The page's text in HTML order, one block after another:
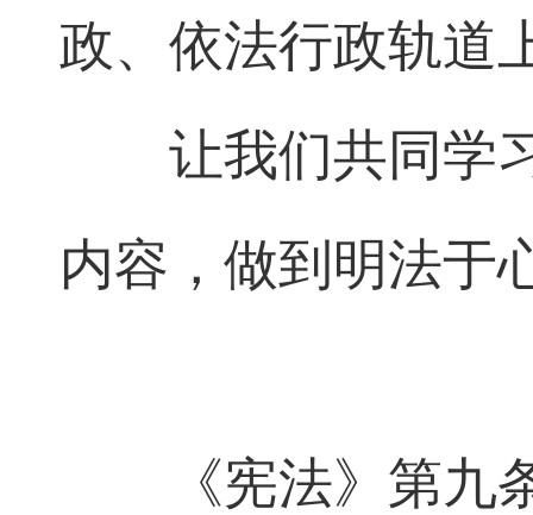
政、依法行政轨道
让我们共同学
内容，做到明法于
《宪法》第九